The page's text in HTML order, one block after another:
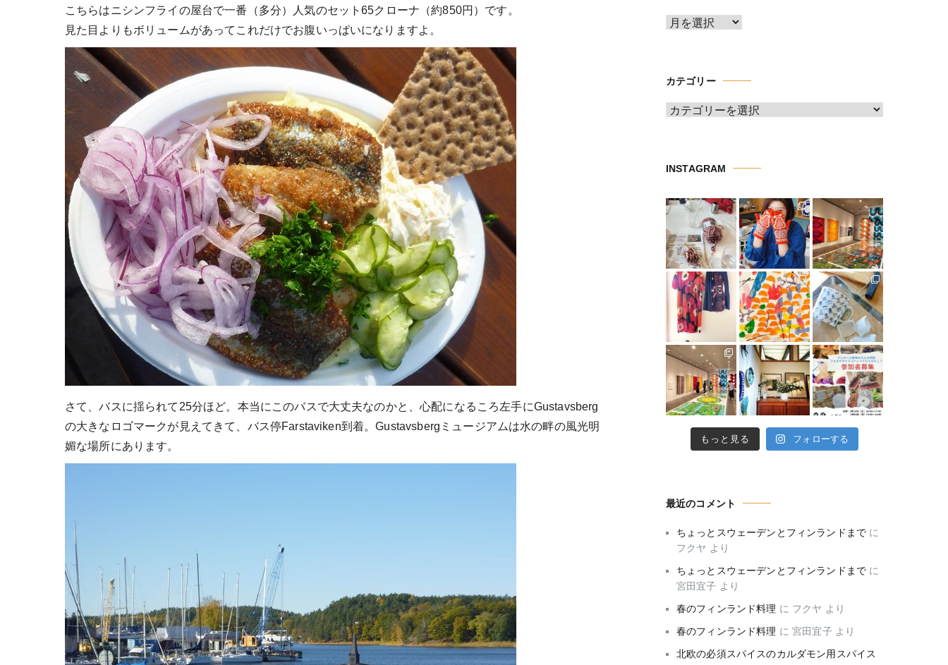
こちらはニシンフライの屋台で一番（多分）人気のセット65クローナ（約850円）です。
見た目よりもボリュームがあってこれだけでお腹いっぱいになりますよ。
さて、バスに揺られて25分ほど。本当にこのバスで大丈夫なのかと、心配になるころ左手にGustavsberg
の大きなロゴマークが見えてきて、バス停Farstaviken到着。Gustavsbergミュージアムは水の畔の風光明
媚な場所にあります。
ア
ブ
カテゴリー
カ
ー
INSTAGRAM
もっと見る フォローする
最近のコメント
ちょっとスウェーデンとフィンランドまで に
フクヤ より
ちょっとスウェーデンとフィンランドまで に
宮田宜子 より
春のフィンランド料理 に フクヤ より
春のフィンランド料理 に宮田宜子 より
北欧の必須スパイスのカルダモン用スパイス